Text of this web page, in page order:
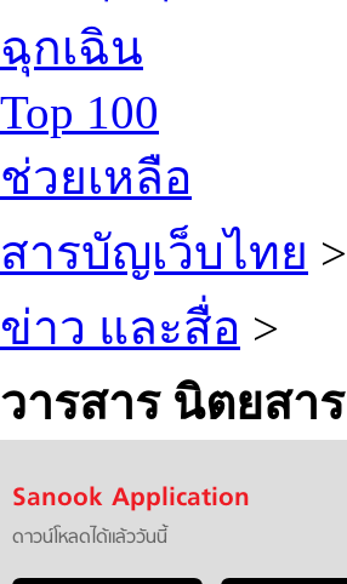
ฉุกเฉิน
Top 100
ช่วยเหลือ
สารบัญเว็บไทย >
ข่าว และสื่อ >
วารสาร นิตยสาร
Sanook Application
ดาวน์โหลดได้แล้ววันนี้